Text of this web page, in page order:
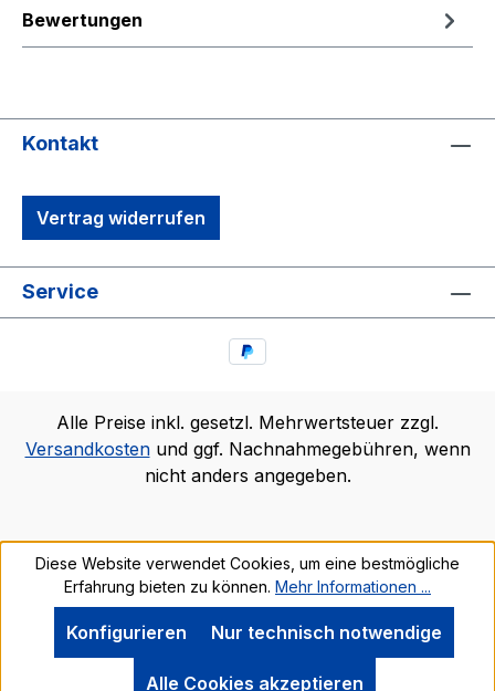
Bewertungen
Kontakt
Vertrag widerrufen
Service
Alle Preise inkl. gesetzl. Mehrwertsteuer zzgl.
Versandkostenund ggf. Nachnahmegebühren, wenn
nicht anders angegeben.
Diese Website verwendet Cookies, um eine bestmögliche
Erfahrung bieten zu können. Mehr Informationen ...
Nur technisch notwendige
Konfigurieren
Alle Cookies akzeptieren